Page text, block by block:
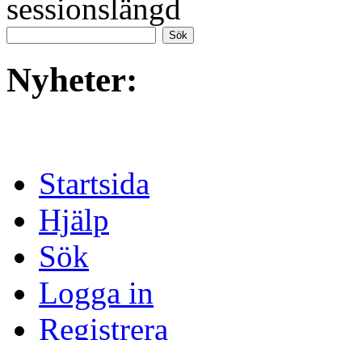
sessionslängd
Nyheter:
Startsida
Hjälp
Sök
Logga in
Registrera